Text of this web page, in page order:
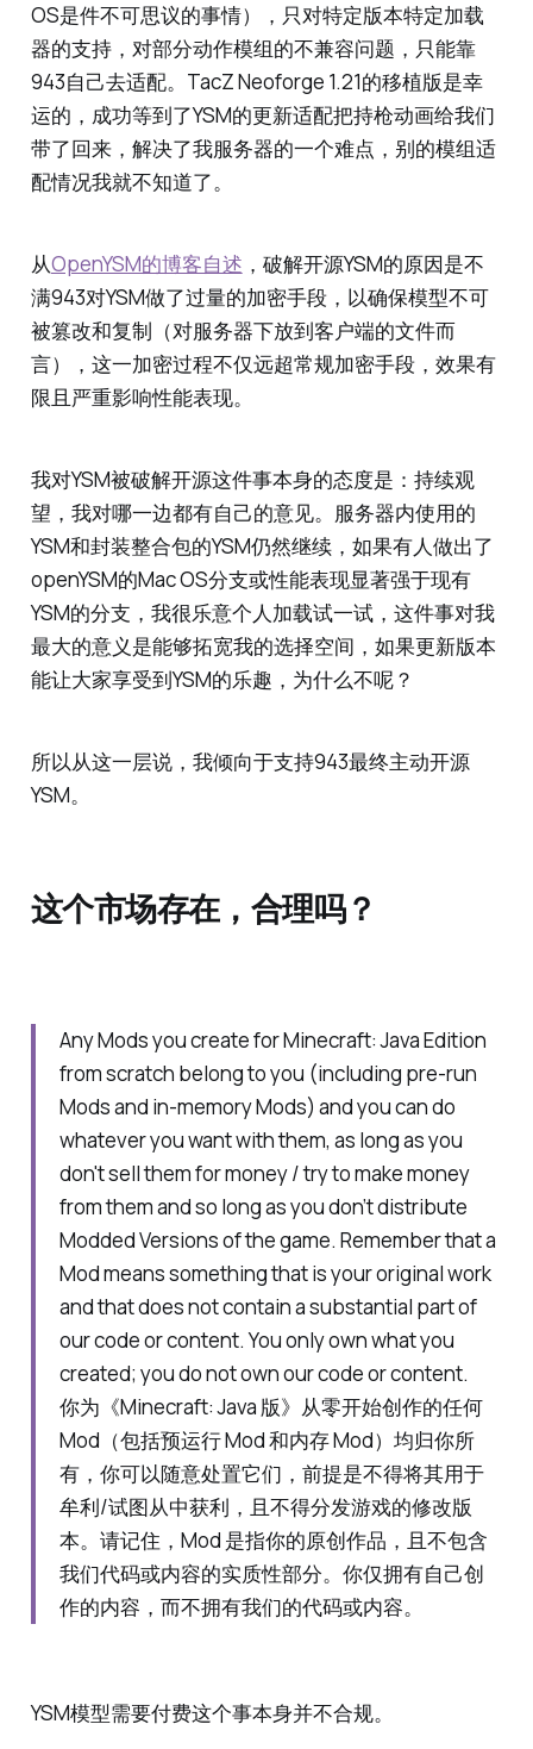
OS是件不可思议的事情），只对特定版本特定加载
器的支持，对部分动作模组的不兼容问题，只能靠
943自己去适配。TacZ Neoforge 1.21的移植版是幸
运的，成功等到了YSM的更新适配把持枪动画给我们
带了回来，解决了我服务器的一个难点，别的模组适
配情况我就不知道了。
从OpenYSM的博客自述 ，破解开源YSM的原因是不
满943对YSM做了过量的加密手段，以确保模型不可
被篡改和复制（对服务器下放到客户端的文件而
言），这一加密过程不仅远超常规加密手段，效果有
限且严重影响性能表现。
我对YSM被破解开源这件事本身的态度是：持续观
望，我对哪一边都有自己的意见。服务器内使用的
YSM和封装整合包的YSM仍然继续，如果有人做出了
openYSM的Mac OS分支或性能表现显著强于现有
YSM的分支，我很乐意个人加载试一试，这件事对我
最大的意义是能够拓宽我的选择空间，如果更新版本
能让大家享受到YSM的乐趣，为什么不呢？
所以从这一层说，我倾向于支持943最终主动开源
YSM。
这个市场存在，合理吗？
Any Mods you create for Minecraft: Java Edition
from scratch belong to you (including pre-run
Mods and in-memory Mods) and you can do
whatever you want with them, as long as you
don't sell them for money / try to make money
from them and so long as you don’t distribute
Modded Versions of the game. Remember that a
Mod means something that is your original work
and that does not contain a substantial part of
our code or content. You only own what you
created; you do not own our code or content.
你为《Minecraft: Java 版》从零开始创作的任何
Mod（包括预运行 Mod 和内存 Mod）均归你所
有，你可以随意处置它们，前提是不得将其用于
牟利/试图从中获利，且不得分发游戏的修改版
本。请记住，Mod 是指你的原创作品，且不包含
我们代码或内容的实质性部分。你仅拥有自己创
作的内容，而不拥有我们的代码或内容。
YSM模型需要付费这个事本身并不合规。